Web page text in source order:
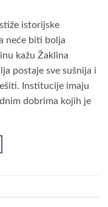
istorijske
neće biti bolja
kažu Žaklina
postaje sve sušnija i
Institucije imaju
dobrima kojih je